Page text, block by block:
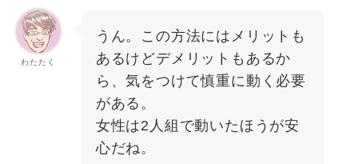
わたたく
うん。この方法にはメリットも
あるけどデメリットもあるか
ら、気をつけて慎重に動く必要
がある。
女性は2人組で動いたほうが安
心だね。